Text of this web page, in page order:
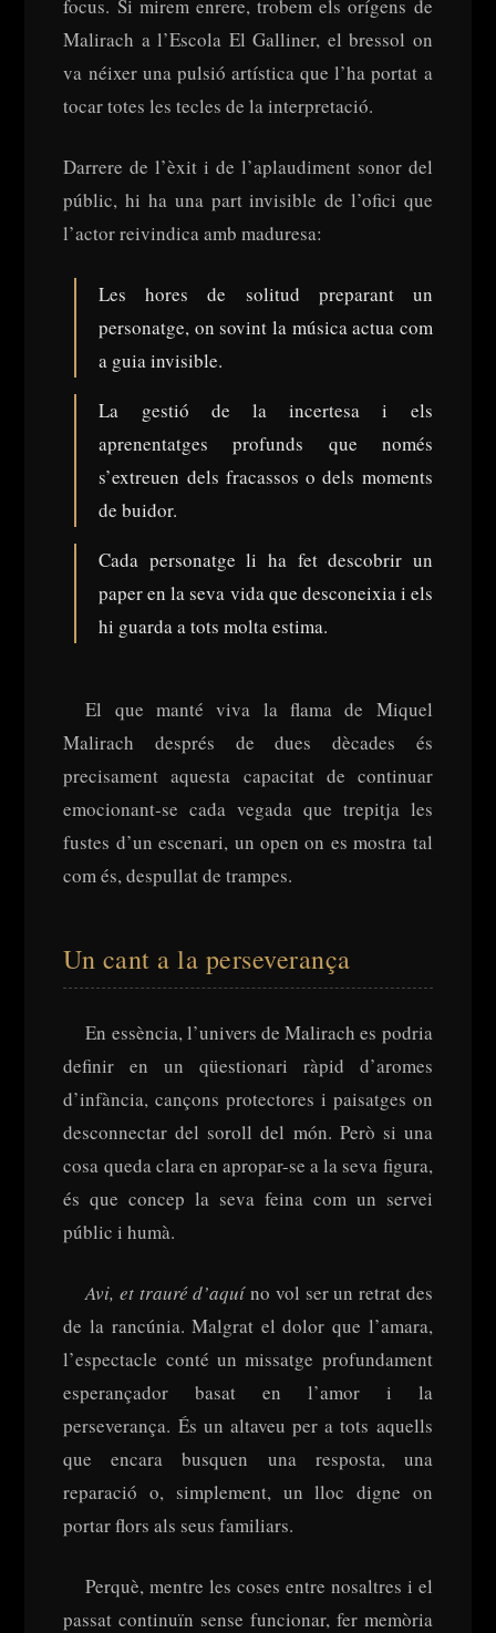
focus. Si mirem enrere, trobem els orígens de
Malirach a l’Escola El Galliner, el bressol on
va néixer una pulsió artística que l’ha portat a
tocar totes les tecles de la interpretació.
Darrere de l’èxit i de l’aplaudiment sonor del
públic, hi ha una part invisible de l’ofici que
l’actor reivindica amb maduresa:
Les hores de solitud preparant un
personatge, on sovint la música actua com
a guia invisible.
La gestió de la incertesa i els
aprenentatges profunds que només
s’extreuen dels fracassos o dels moments
de buidor.
Cada personatge li ha fet descobrir un
paper en la seva vida que desconeixia i els
hi guarda a tots molta estima.
El que manté viva la flama de Miquel
Malirach després de dues dècades és
precisament aquesta capacitat de continuar
emocionant-se cada vegada que trepitja les
fustes d’un escenari, un open on es mostra tal
com és, despullat de trampes.
Un cant a la perseverança
En essència, l’univers de Malirach es podria
definir en un qüestionari ràpid d’aromes
d’infància, cançons protectores i paisatges on
desconnectar del soroll del món. Però si una
cosa queda clara en apropar-se a la seva figura,
és que concep la seva feina com un servei
públic i humà.
Avi, et trauré d’aquíno vol ser un retrat des
de la rancúnia. Malgrat el dolor que l’amara,
l’espectacle conté un missatge profundament
esperançador basat en l’amor i la
perseverança. És un altaveu per a tots aquells
que encara busquen una resposta, una
reparació o, simplement, un lloc digne on
portar flors als seus familiars.
Perquè, mentre les coses entre nosaltres i el
passat continuïn sense funcionar, fer memòria